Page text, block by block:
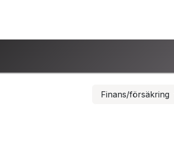
Finans/försäkring